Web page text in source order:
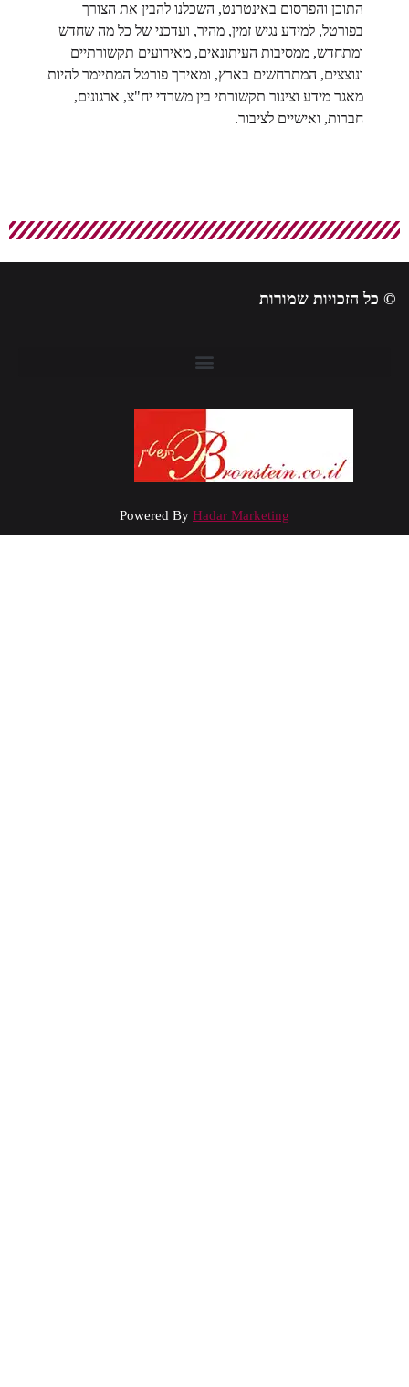
והפרסום באינטרנט, השכלנו להבין את הצורך
למידע נגיש זמין, מהיר, ועדכני של כל מה שחדש
ממסיבות העיתונאים, מאירועים תקשורתיים
המתרחשים בארץ, ומאידך פורטל המתיימר להיות
מידע וצינור תקשורתי בין משרדי יח"צ, ארגונים,
ואישיים לציבור.
שמורות
Powered ByHadar Marketing